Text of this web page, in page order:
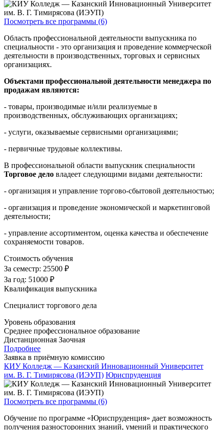
Посмотреть все программы (6)
Область профессиональной деятельности выпускника по
специальности - это организация и проведение коммерческой
деятельности в производственных, торговых и сервисных
организациях.
Объектами профессиональной деятельности менеджера по
продажам являются:
- товары, производимые и/или реализуемые в
производственных, обслуживающих организациях;
- услуги, оказываемые сервисными организациями;
- первичные трудовые коллективы.
В профессиональной области выпускник специальности
Торговое дело владеет следующими видами деятельности:
- организация и управление торгово-сбытовой деятельностью;
- организация и проведение экономической и маркетинговой
деятельности;
- управление ассортиментом, оценка качества и обеспечение
сохраняемости товаров.
Стоимость обучения
За семестр: 25500 ₽
За год: 51000 ₽
Квалификация выпускника
Специалист торгового дела
Уровень образования
Среднее профессиональное образование
Дистанционная Заочная
Подробнее
Заявка в приёмную комиссию
КИУ Колледж — Казанский Инновационный Университет
им. В. Г. Тимирясова (ИЭУП) Юриспруденция
Посмотреть все программы (6)
Обучение по программе «Юриспруденция» дает возможность
получения разносторонних знаний, умений и практического